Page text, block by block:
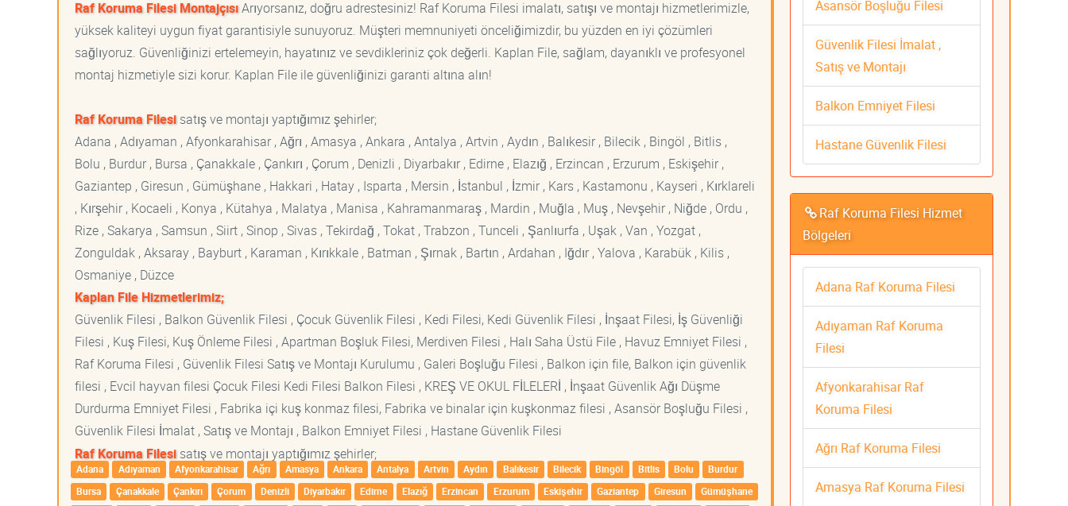
Raf Koruma Filesi MontajçısıArıyorsanız, doğru adrestesiniz! Raf Koruma Filesi imalatı, satışı ve montajı hizmetlerimizle,
yüksek kaliteyi uygun fiyat garantisiyle sunuyoruz. Müşteri memnuniyeti önceliğimizdir, bu yüzden en iyi çözümleri
sağlıyoruz. Güvenliğinizi ertelemeyin, hayatınız ve sevdikleriniz çok değerli. Kaplan File, sağlam, dayanıklı ve profesyonel
montaj hizmetiyle sizi korur. Kaplan File ile güvenliğinizi garanti altına alın!
Raf Koruma Filesisatış ve montajı yaptığımız şehirler;
Adana , Adıyaman , Afyonkarahisar , Ağrı , Amasya , Ankara , Antalya , Artvin , Aydın , Balıkesir , Bilecik , Bingöl , Bitlis ,
Bolu , Burdur , Bursa , Çanakkale , Çankırı , Çorum , Denizli , Diyarbakır , Edirne , Elazığ , Erzincan , Erzurum , Eskişehir ,
Gaziantep , Giresun , Gümüşhane , Hakkari , Hatay , Isparta , Mersin , İstanbul , İzmir , Kars , Kastamonu , Kayseri , Kırklareli
, Kırşehir , Kocaeli , Konya , Kütahya , Malatya , Manisa , Kahramanmaraş , Mardin , Muğla , Muş , Nevşehir , Niğde , Ordu ,
Rize , Sakarya , Samsun , Siirt , Sinop , Sivas , Tekirdağ , Tokat , Trabzon , Tunceli , Şanlıurfa , Uşak , Van , Yozgat ,
Zonguldak , Aksaray , Bayburt , Karaman , Kırıkkale , Batman , Şırnak , Bartın , Ardahan , Iğdır , Yalova , Karabük , Kilis ,
Osmaniye , Düzce
Kaplan File Hizmetlerimiz;
Güvenlik Filesi , Balkon Güvenlik Filesi , Çocuk Güvenlik Filesi , Kedi Filesi, Kedi Güvenlik Filesi , İnşaat Filesi, İş Güvenliği
Filesi , Kuş Filesi, Kuş Önleme Filesi , Apartman Boşluk Filesi, Merdiven Filesi , Halı Saha Üstü File , Havuz Emniyet Filesi ,
Raf Koruma Filesi , Güvenlik Filesi Satış ve Montajı Kurulumu , Galeri Boşluğu Filesi , Balkon için file, Balkon için güvenlik
filesi , Evcil hayvan filesi Çocuk Filesi Kedi Filesi Balkon Filesi , KREŞ VE OKUL FİLELERİ , İnşaat Güvenlik Ağı Düşme
Durdurma Emniyet Filesi , Fabrika içi kuş konmaz filesi, Fabrika ve binalar için kuşkonmaz filesi , Asansör Boşluğu Filesi ,
Güvenlik Filesi İmalat , Satış ve Montajı , Balkon Emniyet Filesi , Hastane Güvenlik Filesi
Raf Koruma Filesisatış ve montajı yaptığımız şehirler;
Adana Adıyaman Afyonkarahisar Ağrı Amasya Ankara Antalya Artvin Aydın Balıkesir Bilecik Bingöl Bitlis Bolu
Burdur
Bursa
Çanakkale Çankırı Çorum Denizli Diyarbakır Edirne Elazığ Erzincan Erzurum Eskişehir Gaziantep Giresun
Gümüşhane
Asansör Boşluğu Filesi
Güvenlik Filesi İmalat ,
Satış ve Montajı
Balkon Emniyet Filesi
Hastane Güvenlik Filesi
Raf Koruma Filesi Hizmet
Bölgeleri
Adana Raf Koruma Filesi
Adıyaman Raf Koruma
Filesi
Afyonkarahisar Raf
Koruma Filesi
Ağrı Raf Koruma Filesi
Amasya Raf Koruma Filesi